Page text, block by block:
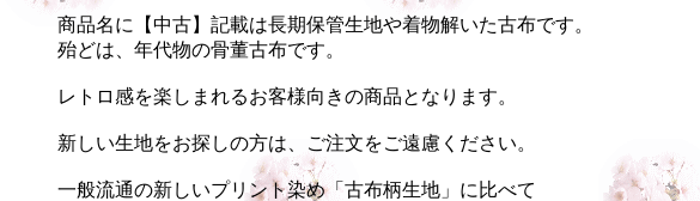
商品名に【中古】記載は長期保管生地や着物解いた古布です。
殆どは、年代物の骨董古布です。
レトロ感を楽しまれるお客様向きの商品となります。
新しい生地をお探しの方は、ご注文をご遠慮ください。
一般流通の新しいプリント染め「古布柄生地」に比べて